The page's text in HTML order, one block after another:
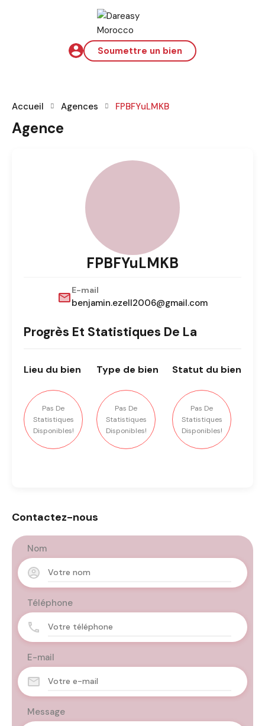
Soumettre un bien
Accueil Agences FPBFYuLMKB
Agence
FPBFYuLMKB
E-mail
benjamin.ezell2006@gmail.com
Progrès Et Statistiques De La
Lieu du bien
Pas De
Statistiques
Disponibles!
Type de bien
Pas De
Statistiques
Disponibles!
Statut du bien
Pas De
Statistiques
Disponibles!
Contactez-nous
Nom
Téléphone
E-mail
Message